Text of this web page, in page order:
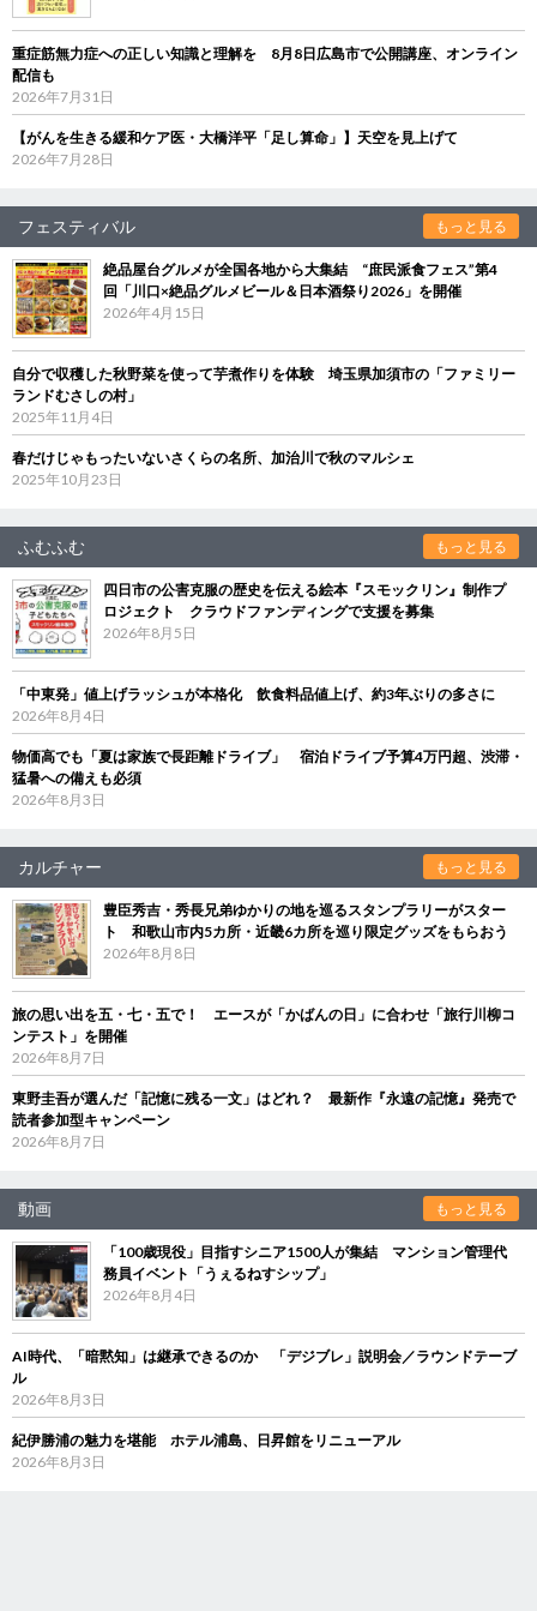
重症筋無力症への正しい知識と理解を 8月8日広島市で公開講座、オンライン
配信も
2026年7月31日
【がんを生きる緩和ケア医・大橋洋平「足し算命」】天空を見上げて
2026年7月28日
フェスティバル もっと見る
絶品屋台グルメが全国各地から大集結 “庶民派食フェス”第4
回「川口×絶品グルメビール＆日本酒祭り2026」を開催
2026年4月15日
自分で収穫した秋野菜を使って芋煮作りを体験 埼玉県加須市の「ファミリー
ランドむさしの村」
2025年11月4日
春だけじゃもったいないさくらの名所、加治川で秋のマルシェ
2025年10月23日
ふむふむ もっと見る
四日市の公害克服の歴史を伝える絵本『スモックリン』制作プ
ロジェクト クラウドファンディングで支援を募集
2026年8月5日
「中東発」値上げラッシュが本格化 飲食料品値上げ、約3年ぶりの多さに
2026年8月4日
物価高でも「夏は家族で長距離ドライブ」 宿泊ドライブ予算4万円超、渋滞・
猛暑への備えも必須
2026年8月3日
カルチャー もっと見る
豊臣秀吉・秀長兄弟ゆかりの地を巡るスタンプラリーがスター
ト 和歌山市内5カ所・近畿6カ所を巡り限定グッズをもらおう
2026年8月8日
旅の思い出を五・七・五で！ エースが「かばんの日」に合わせ「旅行川柳コ
ンテスト」を開催
2026年8月7日
東野圭吾が選んだ「記憶に残る一文」はどれ？ 最新作『永遠の記憶』発売で
読者参加型キャンペーン
2026年8月7日
動画 もっと見る
「100歳現役」目指すシニア1500人が集結 マンション管理代
務員イベント「うぇるねすシップ」
2026年8月4日
AI時代、「暗黙知」は継承できるのか 「デジブレ」説明会／ラウンドテーブ
ル
2026年8月3日
紀伊勝浦の魅力を堪能 ホテル浦島、日昇館をリニューアル
2026年8月3日